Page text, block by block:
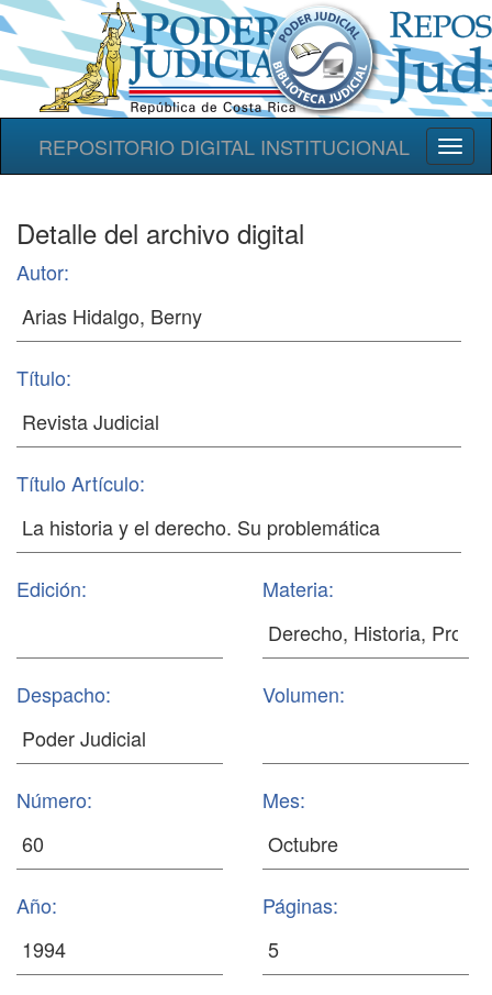
REPOSITORIO DIGITAL INSTITUCIONAL
Detalle del archivo digital
Autor:
Título:
Título Artículo:
Edición: Materia:
Despacho: Volumen:
Número: Mes:
Año: Páginas: